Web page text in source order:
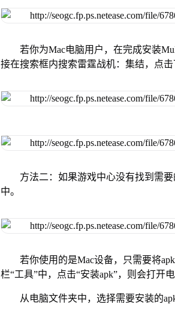
若你为Mac电脑用户，在完成安装
接在搜索框内搜索雷霆战机：集结，点
方法二：如果游戏中心没有找到需
中。
若你使用的是Mac设备，只需要将
栏“工具”中，点击“安装apk”，则会打开电
从电脑文件夹中，选择需要安装的